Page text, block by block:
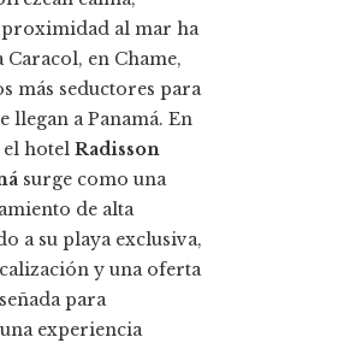
al mar ha
Caracol, en Chame,
más seductores para
llegan a Panamá. En
el hotel Radisson
surge como una
de alta
a su playa exclusiva,
y una oferta
para
experiencia